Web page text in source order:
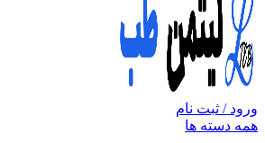
ورود / ثبت نام
همه دسته ها